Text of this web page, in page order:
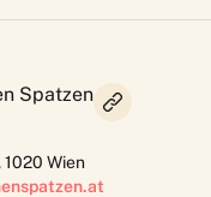
Spatzen
1020 Wien